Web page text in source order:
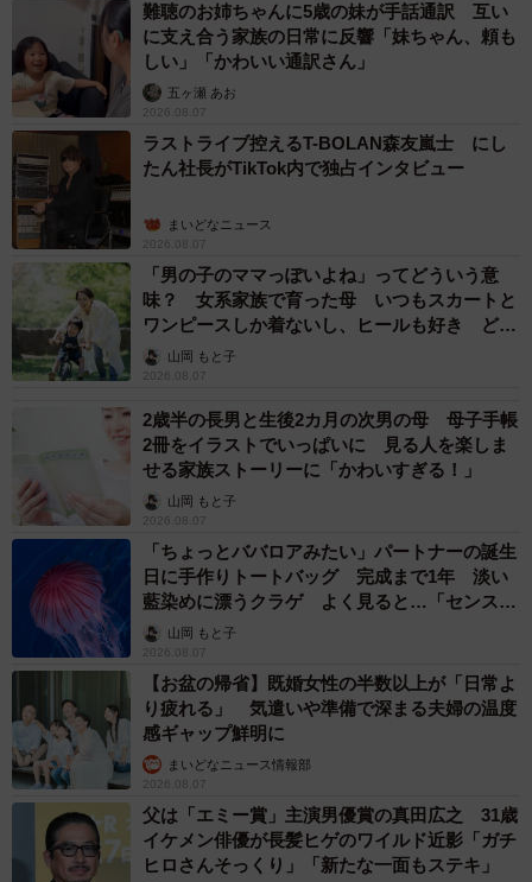
夕焼けシャンデリア（岡本なう/ 洗濯バサミフォトグラファーさん
@okaphotoart提供）
――『洗濯バサミフォトグラファー』の活動を初めてから
およそ1年半。始めたばかりの頃と以前より広く認知される
ようになった現在を比べ、変化した気持ちなどはございま
すか？
基本的には何も変わっていないとは思うのですが、やっぱ
り撮り始めた頃は「洗濯バサミは美しい」と言っていても
「どういうこと？」という感じの反応多かったのですが、
最近は、共感の声をいただけることが増えたので、それは
ものすごく驚いていることですし、大変うれしいことです
ね。
――『洗濯バサミフォトグラファー』として活躍する岡本
さん。現在の目標、最終目標は？
現在の目標というのはないのですが、”やりたいこと”はあり
ます。それは、「洗濯バサミフォトをもっとたくさん撮
る」こと。とにかく毎日、同じ構図・同じ色の洗濯バサミ
でもいいので、長い時間撮れたらうれしいなぁーと思って
います。また、最終目標も似たようなことになってしまう
のですが、これから先もずっと洗濯バサミフォトを撮って
難聴のお姉ちゃんに5歳の妹が手話通訳 互い
に支え合う家族の日常に反響「妹ちゃん、頼も
しい」「かわいい通訳さん」
五ヶ瀬 あお
2026.08.07
ラストライブ控えるT-BOLAN森友嵐士 にし
たん社長がTikTok内で独占インタビュー
まいどなニュース
2026.08.07
「男の子のママっぽいよね」ってどういう意
味？ 女系家族で育った母 いつもスカートと
ワンピースしか着ないし、ヒールも好き どの
へんが…
山岡 もと子
2026.08.07
2歳半の長男と生後2カ月の次男の母 母子手帳
2冊をイラストでいっぱいに 見る人を楽しま
せる家族ストーリーに「かわいすぎる！」
山岡 もと子
2026.08.07
「ちょっとババロアみたい」パートナーの誕生
日に手作りトートバッグ 完成まで1年 淡い
藍染めに漂うクラゲ よく見ると…「センスす
ごい」山岡 もと子
2026.08.07
【お盆の帰省】既婚女性の半数以上が「日常よ
り疲れる」 気遣いや準備で深まる夫婦の温度
感ギャップ鮮明に
まいどなニュース情報部
2026.08.07
父は「エミー賞」主演男優賞の真田広之 31歳
イケメン俳優が長髪ヒゲのワイルド近影「ガチ
ヒロさんそっくり」「新たな一面もステキ」